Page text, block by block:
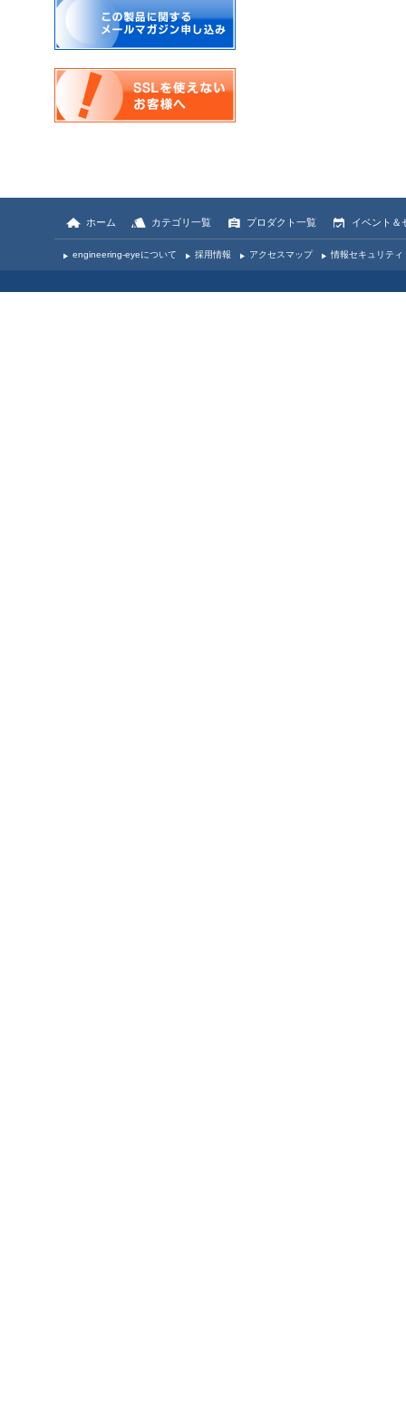
ホーム カテゴリ一覧 プロダクト一覧 イベント＆
engineering-eyeについて 採用情報 アクセスマップ 情報セキュリテ